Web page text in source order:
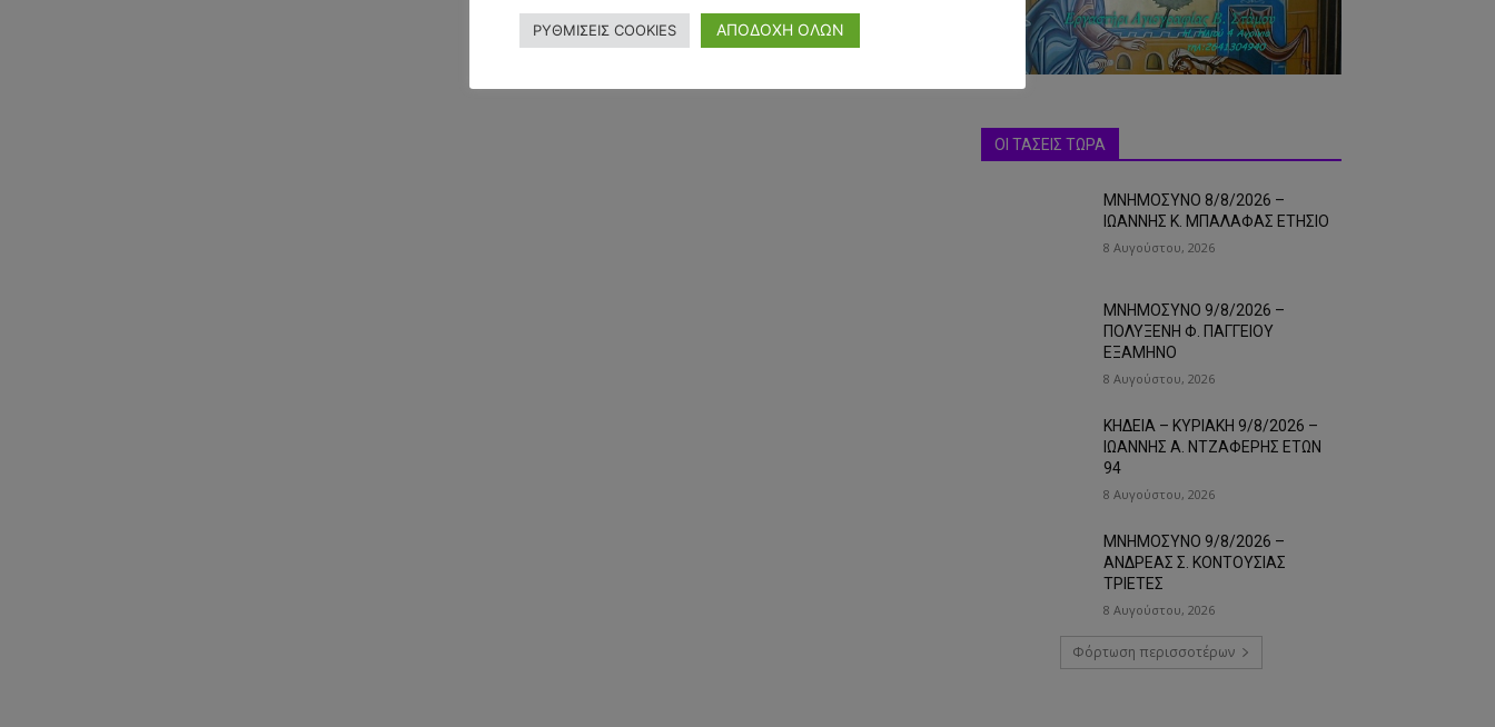
ΟΙ ΤΑΣΕΙΣ ΤΩΡΑ
ΜΝΗΜΟΣΥΝΟ 8/8/2026 –
ΙΩΑΝΝΗΣ Κ. ΜΠΑΛΑΦΑΣ ΕΤΗΣΙΟ
8 Αυγούστου, 2026
ΜΝΗΜΟΣΥΝΟ 9/8/2026 –
ΠΟΛΥΞΕΝΗ Φ. ΠΑΓΓΕΙΟΥ
ΕΞΑΜΗΝΟ
8 Αυγούστου, 2026
ΚΗΔΕΙΑ – ΚΥΡΙΑΚΗ 9/8/2026 –
ΙΩΑΝΝΗΣ Α. ΝΤΖΑΦΕΡΗΣ ΕΤΩΝ
94
8 Αυγούστου, 2026
ΜΝΗΜΟΣΥΝΟ 9/8/2026 –
ΑΝΔΡΕΑΣ Σ. ΚΟΝΤΟΥΣΙΑΣ
ΤΡΙΕΤΕΣ
8 Αυγούστου, 2026
Φόρτωση περισσοτέρων
ΡΥΘΜΙΣΕΙΣ COOKIES ΑΠΟΔΟΧΗ ΟΛΩΝ